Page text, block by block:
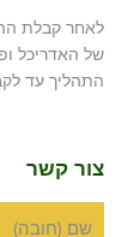
לאחר קבלת
של האדריכל
התהליך עד לקבלת טופס 4
צור קשר
שם (חובה)